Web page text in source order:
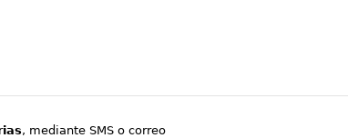
, mediante SMS o correo